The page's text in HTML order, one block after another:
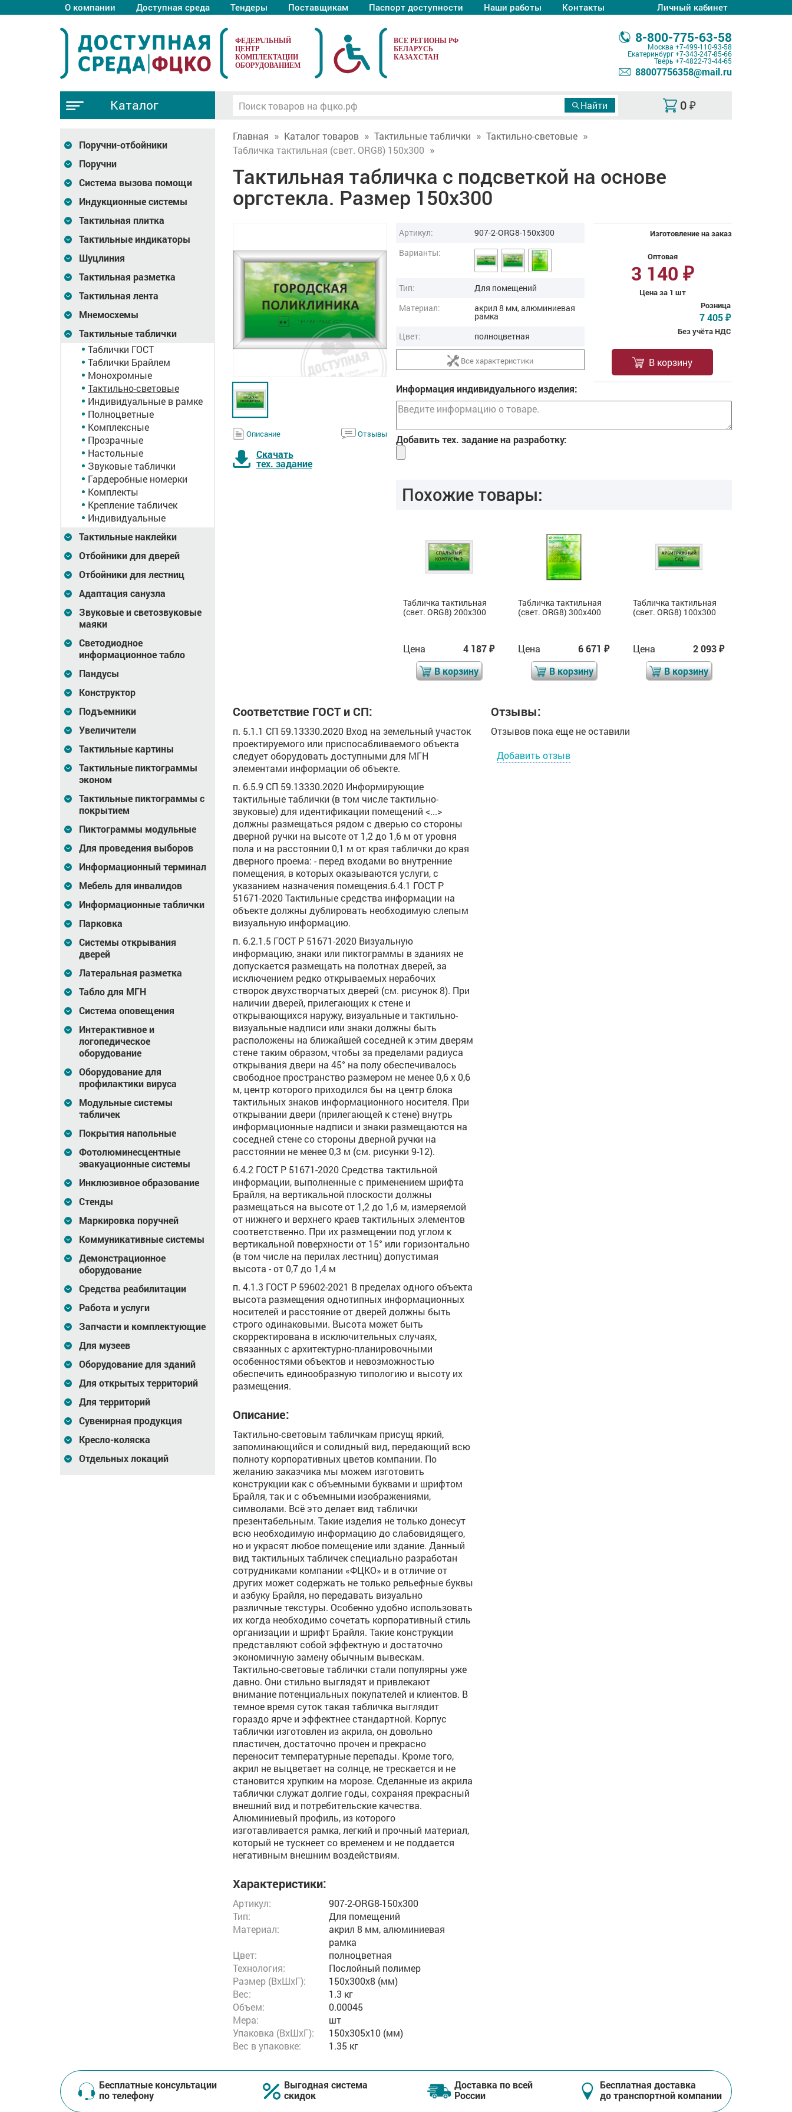
О компании Доступная среда Тендеры Поставщикам Паспорт доступности Наши работы Контакты Личный кабинет
ФЕДЕРАЛЬНЫЙ
ЦЕНТР
КОМПЛЕКТАЦИИ
ОБОРУДОВАНИЕМ
8-800-775-63-58
Москва +7-499-110-93-58
Екатеринбург+7-343-247-85-66
Тверь +7-4822-73-44-65
88007756358@mail.ru
0 ₽
Каталог
Поручни-отбойники
Поручни
Система вызова помощи
Индукционные системы
Тактильная плитка
Тактильные индикаторы
Шуцлиния
Тактильная разметка
Тактильная лента
Мнемосхемы
Тактильные таблички
Таблички ГОСТ
Таблички Брайлем
Монохромные
Тактильно-световые
Индивидуальные в рамке
Полноцветные
Комплексные
Прозрачные
Настольные
Звуковые таблички
Гардеробные номерки
Комплекты
Крепление табличек
Индивидуальные
Тактильные наклейки
Отбойники для дверей
Отбойники для лестниц
Адаптация санузла
Звуковые и светозвуковые
маяки
Светодиодное
информационное табло
Пандусы
Конструктор
Подъемники
Увеличители
Тактильные картины
Тактильные пиктограммы
эконом
Тактильные пиктограммы с
покрытием
Пиктограммы модульные
Для проведения выборов
Информационный терминал
Мебель для инвалидов
Информационные таблички
Парковка
Системы открывания
дверей
Латеральная разметка
Табло для МГН
Система оповещения
Интерактивное и
логопедическое
оборудование
Оборудование для
профилактики вируса
Модульные системы
табличек
Покрытия напольные
Фотолюминесцентные
эвакуационные системы
Инклюзивное образование
Стенды
Маркировка поручней
Коммуникативные системы
Демонстрационное
оборудование
Средства реабилитации
Работа и услуги
Запчасти и комплектующие
Для музеев
Оборудование для зданий
Для открытых территорий
Для территорий
Сувенирная продукция
Кресло-коляска
Отдельных локаций
Главная Каталог товаров Тактильные таблички
Тактильно-световые
Табличка тактильная (свет. ORG8) 150x300
Тактильная табличка с подсветкой на основе
оргстекла. Размер 150x300
Описание Отзывы
Скачать
тех. задание
Изготовление на заказ
Оптовая
3 140 ₽
Цена за 1 шт
Розница
7 405 ₽
Без учёта НДС
В корзину
Артикул:
907-2-ORG8-150x300
Варианты:
Тип:
Для помещений
Материал:
акрил 8 мм, алюминиевая
рамка
Цвет:
полноцветная
Все характеристики
Информация индивидуального изделия:
Добавить тех. задание на разработку:
Похожие товары:
(свет. ORG8) 200x300
Цена 4 187
В корзину
(свет. ORG8) 300x400
Цена
Табличка тактильная
(свет. ORG8) 200x300
Цена 4 187₽
В корзину
Табличка тактильная
(свет. ORG8) 300x400
Цена 6 671₽
В корзину
Табличка тактильная
(свет. ORG8) 100x300
Цена 2 093₽
В корзину
Соответствие ГОСТ и СП:
п. 5.1.1 СП 59.13330.2020 Вход на земельный участок
проектируемого или приспосабливаемого объекта
следует оборудовать доступными для МГН
элементами информации об объекте.
п. 6.5.9 СП 59.13330.2020 Информирующие
тактильные таблички (в том числе тактильно-
звуковые) для идентификации помещений <...>
должны размещаться рядом с дверью со стороны
дверной ручки на высоте от 1,2 до 1,6 м от уровня
пола и на расстоянии 0,1 м от края таблички до края
дверного проема: - перед входами во внутренние
помещения, в которых оказываются услуги, с
указанием назначения помещения.6.4.1 ГОСТ Р
51671-2020 Тактильные средства информации на
объекте должны дублировать необходимую слепым
визуальную информацию.
п. 6.2.1.5 ГОСТ Р 51671-2020 Визуальную
информацию, знаки или пиктограммы в зданиях не
допускается размещать на полотнах дверей, за
исключением редко открываемых нерабочих
створок двухстворчатых дверей (см. рисунок 8). При
наличии дверей, прилегающих к стене и
открывающихся наружу, визуальные и тактильно-
визуальные надписи или знаки должны быть
расположены на ближайшей соседней к этим дверям
стене таким образом, чтобы за пределами радиуса
открывания двери на 45° на полу обеспечивалось
свободное пространство размером не менее 0,6 х 0,6
м, центр которого приходился бы на центр блока
тактильных знаков информационного носителя. При
открывании двери (прилегающей к стене) внутрь
информационные надписи и знаки размещаются на
соседней стене со стороны дверной ручки на
расстоянии не менее 0,3 м (см. рисунки 9-12).
6.4.2 ГОСТ Р 51671-2020 Средства тактильной
информации, выполненные с применением шрифта
Брайля, на вертикальной плоскости должны
размещаться на высоте от 1,2 до 1,6 м, измеряемой
от нижнего и верхнего краев тактильных элементов
соответственно. При их размещении под углом к
вертикальной поверхности от 15° или горизонтально
(в том числе на перилах лестниц) допустимая
высота - от 0,7 до 1,4 м
п. 4.1.3 ГОСТ Р 59602-2021 В пределах одного объекта
высота размещения однотипных информационных
носителей и расстояние от дверей должны быть
строго одинаковыми. Высота может быть
скорректирована в исключительных случаях,
связанных с архитектурно-планировочными
особенностями объектов и невозможностью
обеспечить единообразную типологию и высоту их
размещения.
Описание:
Тактильно-световым табличкам присущ яркий,
запоминающийся и солидный вид, передающий всю
полноту корпоративных цветов компании. По
желанию заказчика мы можем изготовить
конструкции как с объемными буквами и шрифтом
Брайля, так и с объемными изображениями,
символами. Всё это делает вид таблички
презентабельным. Такие изделия не только донесут
всю необходимую информацию до слабовидящего,
но и украсят любое помещение или здание. Данный
вид тактильных табличек специально разработан
сотрудниками компании «ФЦКО» и в отличие от
других может содержать не только рельефные буквы
и азбуку Брайля, но передавать визуально
различные текстуры. Особенно удобно использовать
их когда необходимо сочетать корпоративный стиль
организации и шрифт Брайля. Такие конструкции
представляют собой эффектную и достаточно
экономичную замену обычным вывескам.
Тактильно-световые таблички стали популярны уже
давно. Они стильно выглядят и привлекают
внимание потенциальных покупателей и клиентов. В
темное время суток такая табличка выглядит
гораздо ярче и эффектнее стандартной. Корпус
таблички изготовлен из акрила, он довольно
пластичен, достаточно прочен и прекрасно
переносит температурные перепады. Кроме того,
акрил не выцветает на солнце, не трескается и не
становится хрупким на морозе. Сделанные из акрила
таблички служат долгие годы, сохраняя прекрасный
внешний вид и потребительские качества.
Алюминиевый профиль, из которого
изготавливается рамка, легкий и прочный материал,
который не тускнеет со временем и не поддается
негативным внешним воздействиям.
Характеристики:
Артикул:
907-2-ORG8-150x300
Тип:
Для помещений
Материал:
акрил 8 мм, алюминиевая
рамка
Цвет:
полноцветная
Технология:
Послойный полимер
Размер (ВxШxГ):
150x300x8 (мм)
Вес:
1.3 кг
Объем:
0.00045
Мера:
шт
Упаковка (ВхШхГ):
150x305x10 (мм)
Вес в упаковке:
1.35 кг
Отзывы:
Отзывов пока еще не оставили
Добавить отзыв
Бесплатные консультации
по телефону
Выгодная система
скидок
Доставка по всей
России
Бесплатная доставка
до транспортной компании